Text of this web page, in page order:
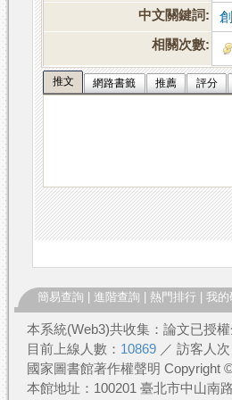
中文關鍵詞:
相關次數:
推文 網路書籤 推薦 評分
簡易查詢 進階查詢 熱門排行 我的
本系統(Web3)共收集：論文已授權
目前上線人數： 10869 ／ 訪客人
國家圖書館著作權聲明 Copyright
本館地址：100201 臺北市中山南